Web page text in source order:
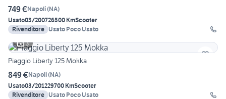
749 €Napoli(NA)
Usato03/200726500 KmScooter
Rivenditore Usato Poco Usato
3
Piaggio Liberty 125 Mokka
849 €Napoli(NA)
Usato03/201229700 KmScooter
Rivenditore Usato Poco Usato